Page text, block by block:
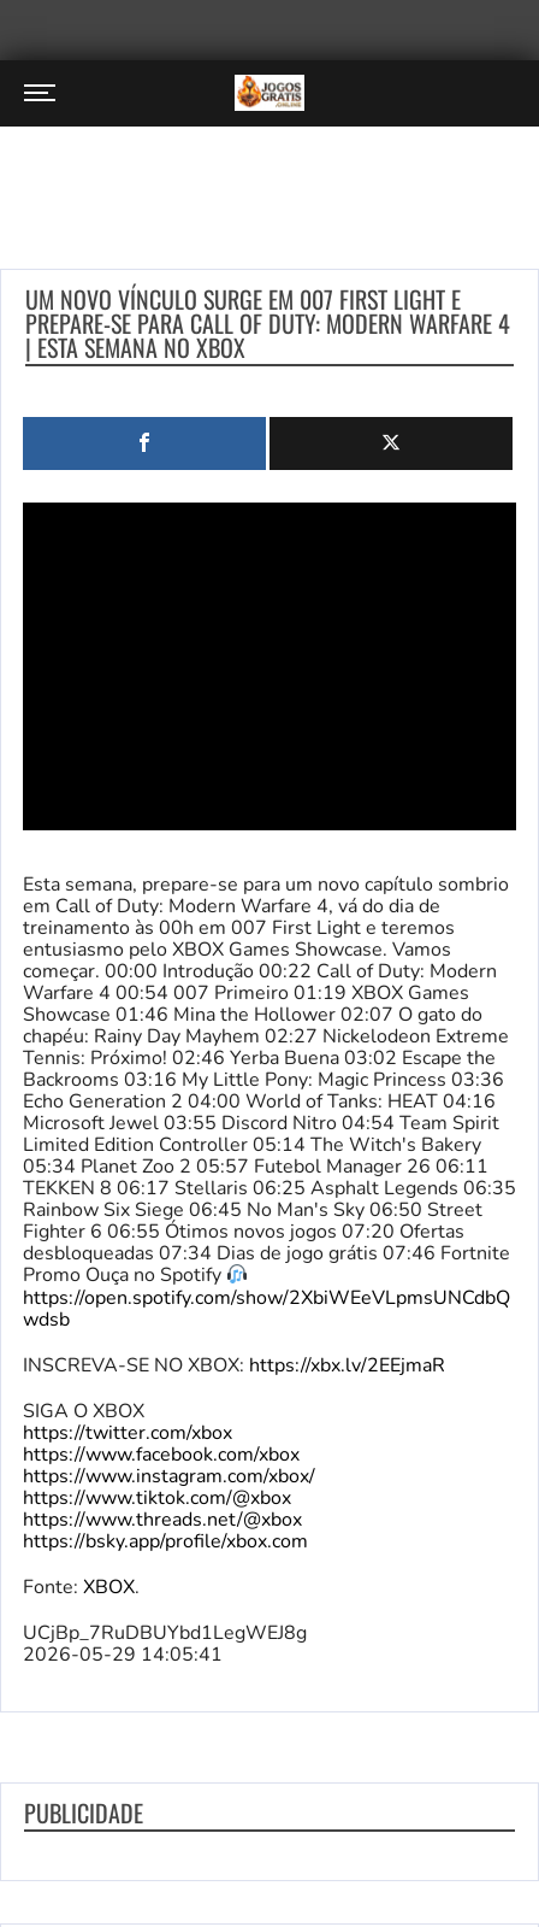
UM NOVO VÍNCULO SURGE EM 007 FIRST LIGHT E
PREPARE-SE PARA CALL OF DUTY: MODERN WARFARE 4
| ESTA SEMANA NO XBOX
Esta semana, prepare-se para um novo capítulo sombrio
em Call of Duty: Modern Warfare 4, vá do dia de
treinamento às 00h em 007 First Light e teremos
entusiasmo pelo XBOX Games Showcase. Vamos
começar. 00:00 Introdução 00:22 Call of Duty: Modern
Warfare 4 00:54 007 Primeiro 01:19 XBOX Games
Showcase 01:46 Mina the Hollower 02:07 O gato do
chapéu: Rainy Day Mayhem 02:27 Nickelodeon Extreme
Tennis: Próximo! 02:46 Yerba Buena 03:02 Escape the
Backrooms 03:16 My Little Pony: Magic Princess 03:36
Echo Generation 2 04:00 World of Tanks: HEAT 04:16
Microsoft Jewel 03:55 Discord Nitro 04:54 Team Spirit
Limited Edition Controller 05:14 The Witch's Bakery
05:34 Planet Zoo 2 05:57 Futebol Manager 26 06:11
TEKKEN 8 06:17 Stellaris 06:25 Asphalt Legends 06:35
Rainbow Six Siege 06:45 No Man's Sky 06:50 Street
Fighter 6 06:55 Ótimos novos jogos 07:20 Ofertas
desbloqueadas 07:34 Dias de jogo grátis 07:46 Fortnite
Promo Ouça no Spotify
https://open.spotify.com/show/2XbiWEeVLpmsUNCdbQ
wdsb
INSCREVA-SE NO XBOX: https://xbx.lv/2EEjmaR
SIGA O XBOX
https://twitter.com/xbox
https://www.facebook.com/xbox
https://www.instagram.com/xbox/
https://www.tiktok.com/@xbox
https://www.threads.net/@xbox
https://bsky.app/profile/xbox.com
Fonte: XBOX.
UCjBp_7RuDBUYbd1LegWEJ8g
2026-05-29 14:05:41
PUBLICIDADE